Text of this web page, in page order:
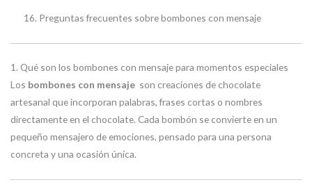
Preguntas frecuentes sobre bombones con mensaje
1. Qué son los bombones con mensaje para momentos especiales
Los bombones con mensaje son creaciones de chocolate
artesanal que incorporan palabras, frases cortas o nombres
directamente en el chocolate. Cada bombón se convierte en un
pequeño mensajero de emociones, pensado para una persona
concreta y una ocasión única.